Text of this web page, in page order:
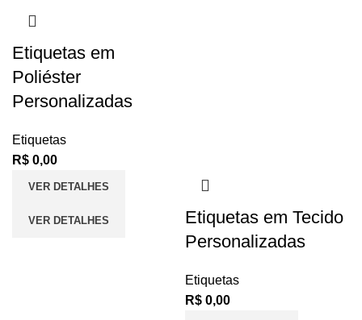
Etiquetas em
Poliéster
Personalizadas
Etiquetas
R$ 0,00
VER DETALHES
VER DETALHES
Etiquetas em Tecido
Personalizadas
Etiquetas
R$ 0,00